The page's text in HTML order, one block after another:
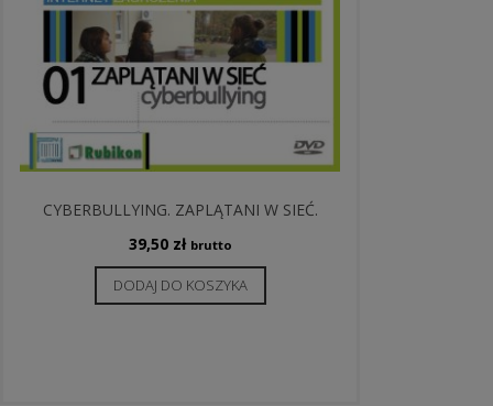
CYBERBULLYING. ZAPLĄTANI W SIEĆ.
39,50 zł brutto
DODAJ DO KOSZYKA